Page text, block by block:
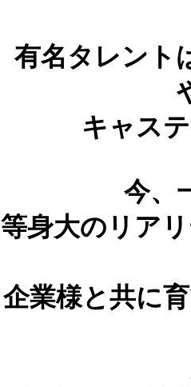
有名タレント
キャス
今、
等身大のリア
企業様と共に